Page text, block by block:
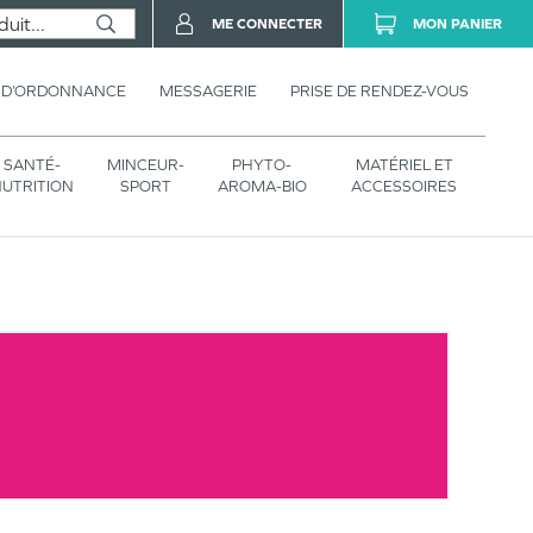
MESSAGERIE PRISE DE RENDEZ-VOUS
SANTÉ-
MINCEUR-
SPORT
PHYTO-
AROMA-BIO
MATÉRIEL ET
ACCESSOIRES
ME CONNECTER MON PANIER